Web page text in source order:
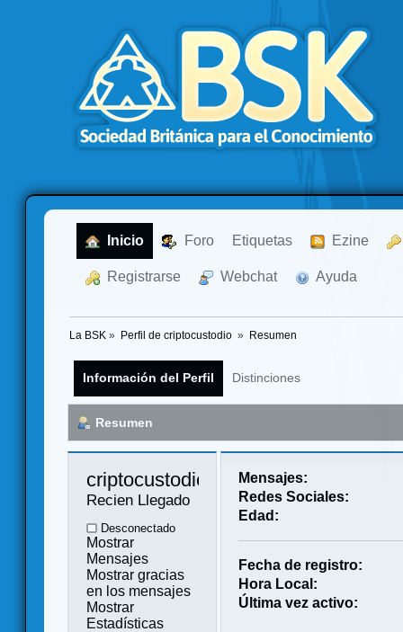
Inicio Foro Etiquetas Ezine
Registrarse Webchat Ayuda
La BSK » Perfil de criptocustodio » Resumen
Información del Perfil Distinciones
Resumen
Recien Llegado
Desconectado
Mostrar
Mensajes
Mostrar gracias
en los mensajes
Mostrar
Estadísticas
Mensajes:
Redes Sociales:
Edad:
Fecha de registro:
Hora Local:
Última vez activo: